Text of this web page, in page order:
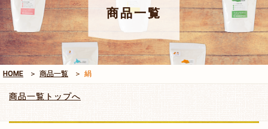
商品一覧
HOME 商品一覧 絹
商品一覧トップへ